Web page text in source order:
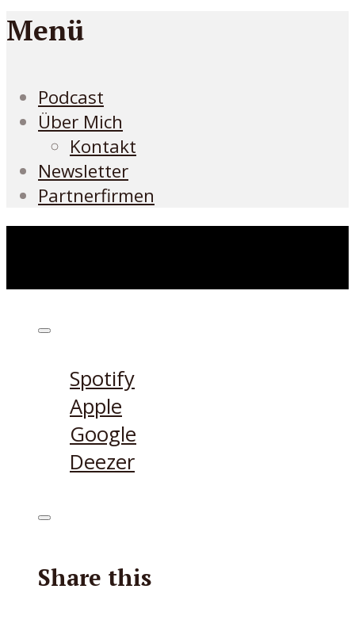
Menü
Podcast
Über Mich
Kontakt
Newsletter
Partnerfirmen
Spotify
Apple
Google
Deezer
Share this